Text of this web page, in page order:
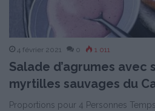
4 février 2021 0 1 011
Salade d’agrumes avec
myrtilles sauvages du
Proportions pour 4 Personnes